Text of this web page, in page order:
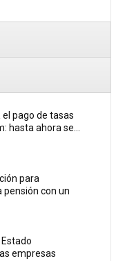
pago de tasas
hasta ahora se...
para
con un
empresas